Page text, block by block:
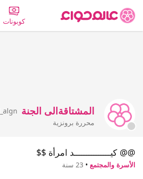
كوبونات
المشتاقةالى الجنة
محررة برونزية
@@ كيـــــــــــــــد امرأة ‌‌‌‌‌‌‌‌‌‌‌‌$$
الأسرة والمجتمع • 23 سنة